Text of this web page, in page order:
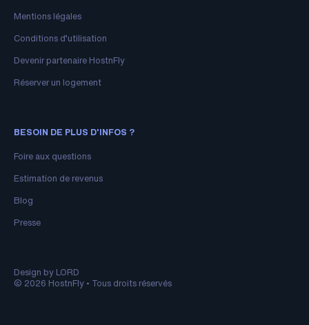
Mentions légales
Conditions d’utilisation
Devenir partenaire HostnFly
Réserver un logement
BESOIN DE PLUS D'INFOS ?
Foire aux questions
Estimation de revenus
Blog
Presse
Design by LORD
© 2026 HostnFly • Tous droits réservés